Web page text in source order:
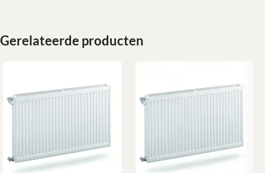
Gerelateerde producten